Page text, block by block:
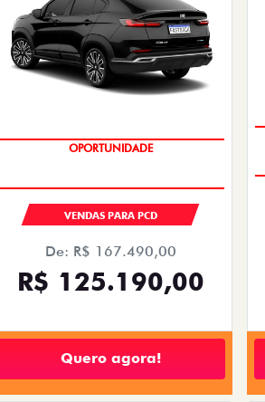
OPORTUNIDADE
VENDAS PARA PCD
De: R$ 167.490,00
R$ 125.190,00
Quero agora!